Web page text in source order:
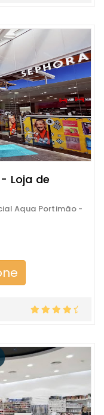
- Loja de
Aqua Portimão -